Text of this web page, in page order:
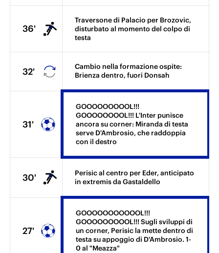
36'
Traversone di Palacio per Brozovic,
disturbato al momento del colpo di
testa
32'
Cambio nella formazione ospite:
Brienza dentro, fuori Donsah
31'
GOOOOOOOOOL!!!
GOOOOOOOOL!!! L'Inter punisce
ancora su corner: Miranda di testa
serve D'Ambrosio, che raddoppia
con il destro
30'
Perisic al centro per Eder, anticipato
in extremis da Gastaldello
27'
GOOOOOOOOOOOL!!!
GOOOOOOOOOL!!! Sugli sviluppi di
un corner, Perisic la mette dentro di
testa su appoggio di D'Ambrosio. 1-
0 al "Meazza"